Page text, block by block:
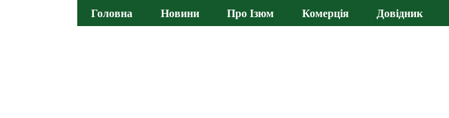
Головна Новини Про Ізюм Комерція Довідник